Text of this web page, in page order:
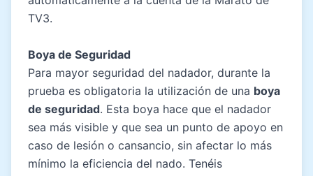
TV3.
Boya de Seguridad
Para mayor seguridad del nadador, durante la
prueba es obligatoria la utilización de una boya
de seguridad. Esta boya hace que el nadador
sea más visible y que sea un punto de apoyo en
caso de lesión o cansancio, sin afectar lo más
mínimo la eficiencia del nado. Tenéis